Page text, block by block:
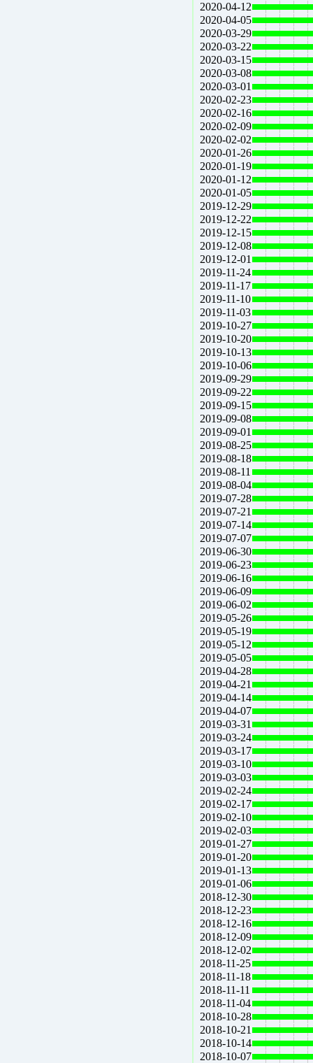
2020-04-12
2020-04-05
2020-03-29
2020-03-22
2020-03-15
2020-03-08
2020-03-01
2020-02-23
2020-02-16
2020-02-09
2020-02-02
2020-01-26
2020-01-19
2020-01-12
2020-01-05
2019-12-29
2019-12-22
2019-12-15
2019-12-08
2019-12-01
2019-11-24
2019-11-17
2019-11-10
2019-11-03
2019-10-27
2019-10-20
2019-10-13
2019-10-06
2019-09-29
2019-09-22
2019-09-15
2019-09-08
2019-09-01
2019-08-25
2019-08-18
2019-08-11
2019-08-04
2019-07-28
2019-07-21
2019-07-14
2019-07-07
2019-06-30
2019-06-23
2019-06-16
2019-06-09
2019-06-02
2019-05-26
2019-05-19
2019-05-12
2019-05-05
2019-04-28
2019-04-21
2019-04-14
2019-04-07
2019-03-31
2019-03-24
2019-03-17
2019-03-10
2019-03-03
2019-02-24
2019-02-17
2019-02-10
2019-02-03
2019-01-27
2019-01-20
2019-01-13
2019-01-06
2018-12-30
2018-12-23
2018-12-16
2018-12-09
2018-12-02
2018-11-25
2018-11-18
2018-11-11
2018-11-04
2018-10-28
2018-10-21
2018-10-14
2018-10-07